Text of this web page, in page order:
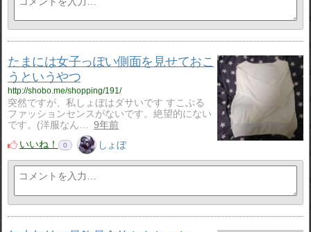
たまには女子っぽい側面を見せておこ
うというやつ
http://shobo.me/shopping/191/
突然ですが、私しょぼはダサいです すこぶる
ファッションセンスがないです。絶望的にない
です。(洋服なん…
9年前
いいね！
0 しょぼ